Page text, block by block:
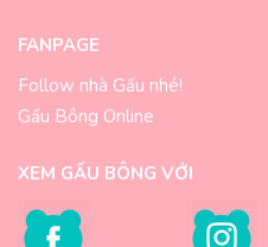
FANPAGE
Follow nhà Gấu nhé!
Gấu Bông Online
XEM GẤU BÔNG VỚI